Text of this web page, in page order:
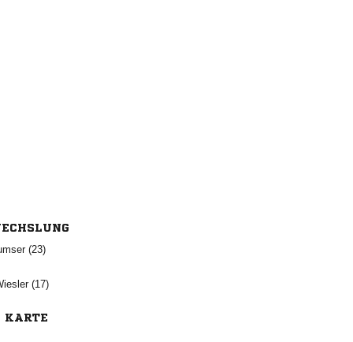


KARTE